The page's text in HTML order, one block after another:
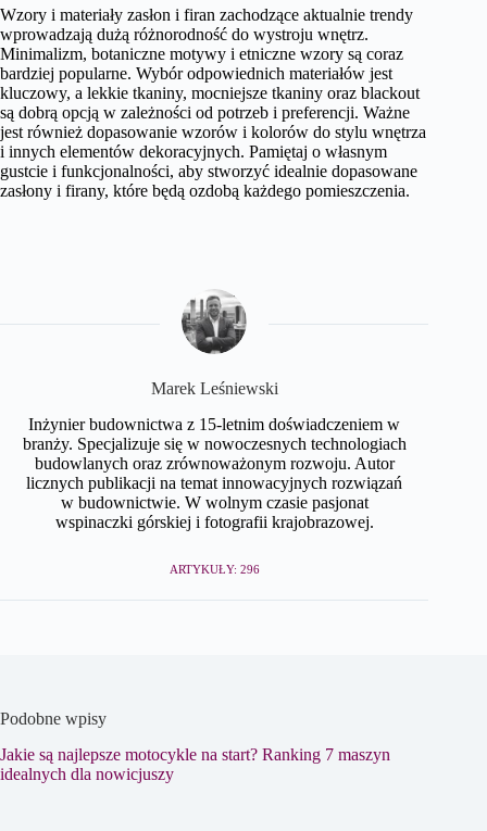
Wzory i materiały zasłon i firan zachodzące aktualnie trendy
wprowadzają dużą różnorodność do wystroju wnętrz.
Minimalizm, botaniczne motywy i etniczne wzory są coraz
bardziej popularne. Wybór odpowiednich materiałów jest
kluczowy, a lekkie tkaniny, mocniejsze tkaniny oraz blackout
są dobrą opcją w zależności od potrzeb i preferencji. Ważne
jest również dopasowanie wzorów i kolorów do stylu wnętrza
i innych elementów dekoracyjnych. Pamiętaj o własnym
gustcie i funkcjonalności, aby stworzyć idealnie dopasowane
zasłony i firany, które będą ozdobą każdego pomieszczenia.
Marek Leśniewski
Inżynier budownictwa z 15-letnim doświadczeniem w
branży. Specjalizuje się w nowoczesnych technologiach
budowlanych oraz zrównoważonym rozwoju. Autor
licznych publikacji na temat innowacyjnych rozwiązań
w budownictwie. W wolnym czasie pasjonat
wspinaczki górskiej i fotografii krajobrazowej.
ARTYKUŁY: 296
Podobne wpisy
Jakie są najlepsze motocykle na start? Ranking 7 maszyn
idealnych dla nowicjuszy